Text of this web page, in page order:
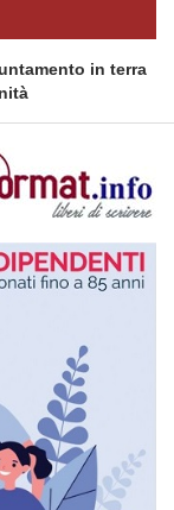
in terra